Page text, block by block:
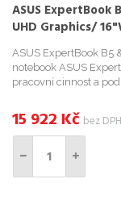
ASUS ExpertBook
UHD Graphics/
ASUS ExpertBook B5
notebook ASUS
pracovní cinnost a
15 922 Kč bez DPH